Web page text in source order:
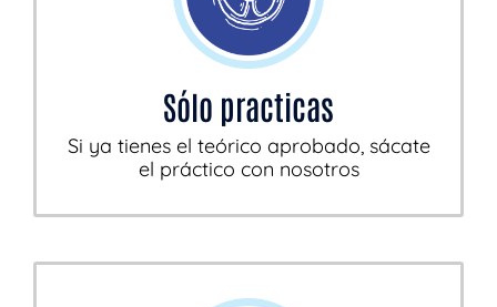
Sólo practicas
Si ya tienes el teórico aprobado, sácate
el práctico con nosotros